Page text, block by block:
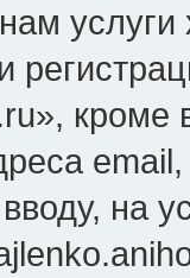
кроме
на